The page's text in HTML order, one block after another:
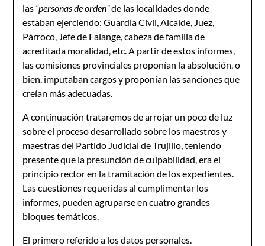
las “personas de orden”de las localidades donde
estaban ejerciendo: Guardia Civil, Alcalde, Juez,
Párroco, Jefe de Falange, cabeza de familia de
acreditada moralidad, etc. A partir de estos informes,
las comisiones provinciales proponían la absolución, o
bien, imputaban cargos y proponían las sanciones que
creían más adecuadas.
A continuación trataremos de arrojar un poco de luz
sobre el proceso desarrollado sobre los maestros y
maestras del Partido Judicial de Trujillo, teniendo
presente que la presunción de culpabilidad, era el
principio rector en la tramitación de los expedientes.
Las cuestiones requeridas al cumplimentar los
informes, pueden agruparse en cuatro grandes
bloques temáticos.
El primero referido a los datos personales.